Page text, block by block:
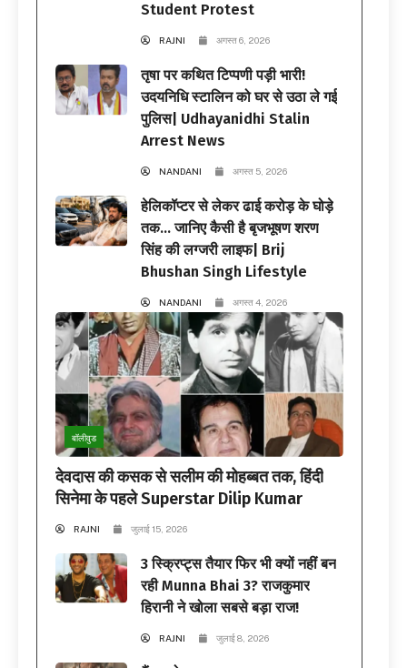
Student Protest
RAJNI अगस्त 6, 2026
तृषा पर कथित टिप्पणी पड़ी भारी!
उदयनिधि स्टालिन को घर से उठा ले गई
पुलिस| Udhayanidhi Stalin
Arrest News
NANDANI अगस्त 5, 2026
हेलिकॉप्टर से लेकर ढाई करोड़ के घोड़े
तक… जानिए कैसी है बृजभूषण शरण
सिंह की लग्जरी लाइफ| Brij
Bhushan Singh Lifestyle
NANDANI अगस्त 4, 2026
बॉलीवुड
देवदास की कसक से सलीम की मोहब्बत तक, हिंदी
सिनेमा के पहले Superstar Dilip Kumar
RAJNI जुलाई 15, 2026
3 स्क्रिप्ट्स तैयार फिर भी क्यों नहीं बन
रही Munna Bhai 3? राजकुमार
हिरानी ने खोला सबसे बड़ा राज!
RAJNI जुलाई 8, 2026